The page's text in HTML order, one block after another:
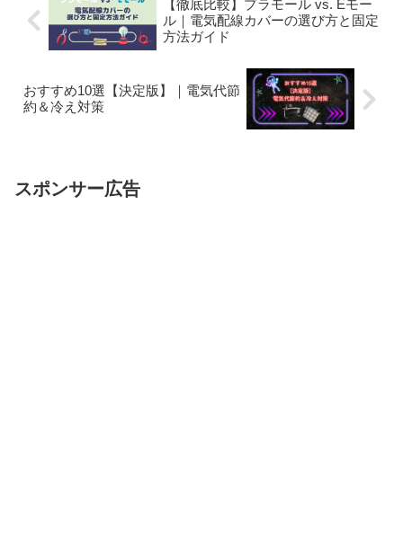
【徹底比較】プラモール vs. Eモー
ル｜電気配線カバーの選び方と固定
方法ガイド
おすすめ10選【決定版】｜電気代節
約＆冷え対策
スポンサー広告